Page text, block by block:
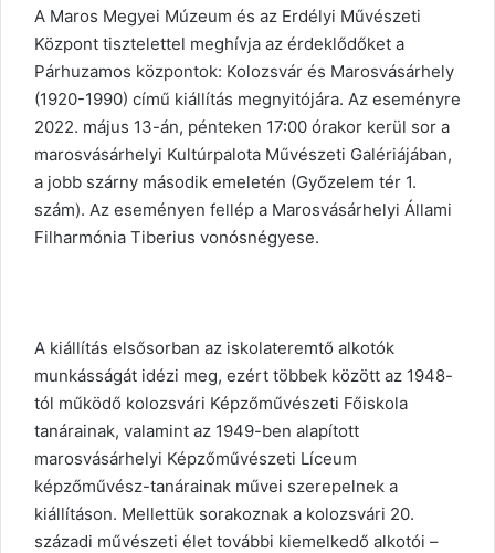
A Maros Megyei Múzeum és az Erdélyi Művészeti
Központ tisztelettel meghívja az érdeklődőket a
Párhuzamos központok: Kolozsvár és Marosvásárhely
(1920-1990) című kiállítás megnyitójára. Az eseményre
2022. május 13-án, pénteken 17:00 órakor kerül sor a
marosvásárhelyi Kultúrpalota Művészeti Galériájában,
a jobb szárny második emeletén (Győzelem tér 1.
szám). Az eseményen fellép a Marosvásárhelyi Állami
Filharmónia Tiberius vonósnégyese.
A kiállítás elsősorban az iskolateremtő alkotók
munkásságát idézi meg, ezért többek között az 1948-
tól működő kolozsvári Képzőművészeti Főiskola
tanárainak, valamint az 1949-ben alapított
marosvásárhelyi Képzőművészeti Líceum
képzőművész-tanárainak művei szerepelnek a
kiállításon. Mellettük sorakoznak a kolozsvári 20.
századi művészeti élet további kiemelkedő alkotói –